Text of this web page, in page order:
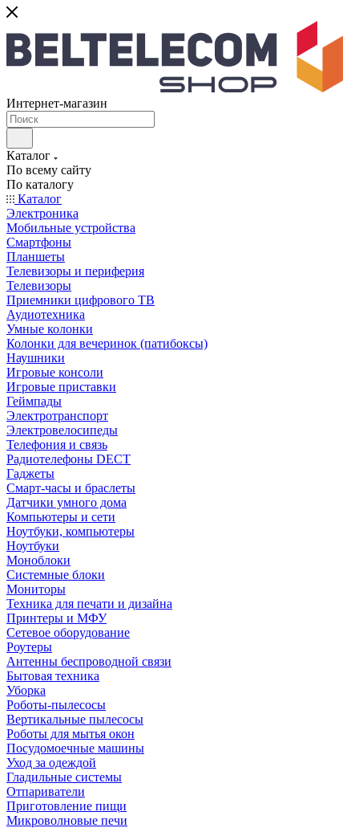
Интернет-магазин
Каталог
По всему сайту
По каталогу
Каталог
Электроника
Мобильные устройства
Смартфоны
Планшеты
Телевизоры и периферия
Телевизоры
Приемники цифрового ТВ
Аудиотехника
Умные колонки
Колонки для вечеринок (патибоксы)
Наушники
Игровые консоли
Игровые приставки
Геймпады
Электротранспорт
Электровелосипеды
Телефония и связь
Радиотелефоны DECT
Гаджеты
Смарт-часы и браслеты
Датчики умного дома
Компьютеры и сети
Ноутбуки, компьютеры
Ноутбуки
Моноблоки
Системные блоки
Мониторы
Техника для печати и дизайна
Принтеры и МФУ
Сетевое оборудование
Роутеры
Антенны беспроводной связи
Бытовая техника
Уборка
Роботы-пылесосы
Вертикальные пылесосы
Роботы для мытья окон
Посудомоечные машины
Уход за одеждой
Гладильные системы
Отпариватели
Приготовление пищи
Микроволновые печи